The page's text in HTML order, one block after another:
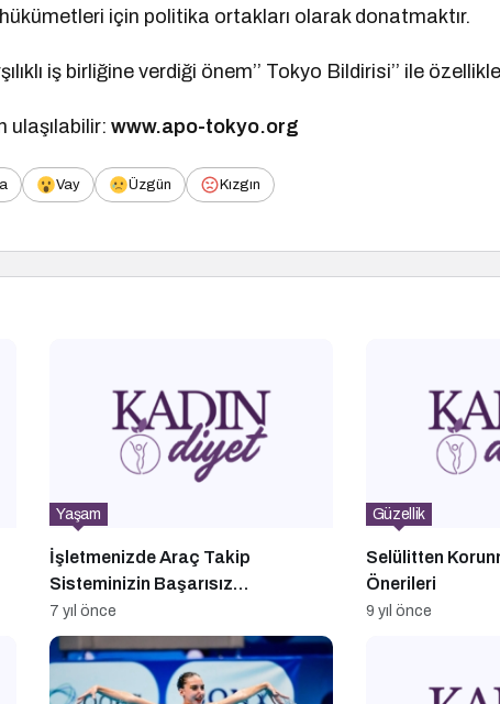
için politika ortakları olarak donatmaktır.
iş birliğine verdiği önem’’ Tokyo Bildirisi’’ ile
ulaşılabilir:www.apo-tokyo.org
Vay Üzgün Kızgın
İşletmenizde Araç Takip
Sisteminizin Başarısız
Olmasındaki 4 Neden
Yaşam
7 yıl önce
Selülitten
Önerileri
Güzellik
9 yıl önce